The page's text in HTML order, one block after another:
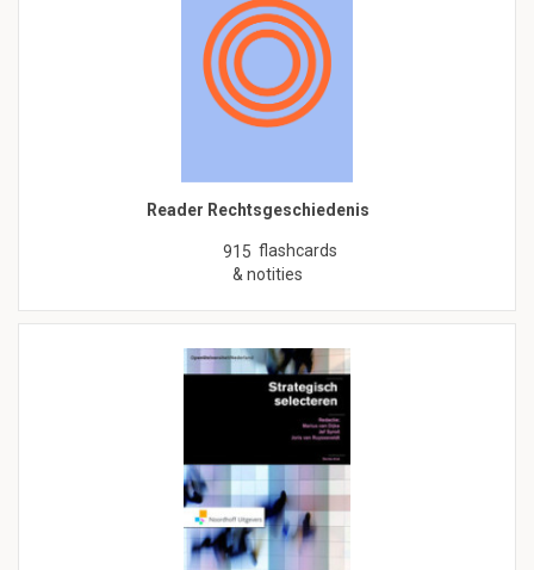
Reader Rechtsgeschiedenis
915 flashcards
& notities